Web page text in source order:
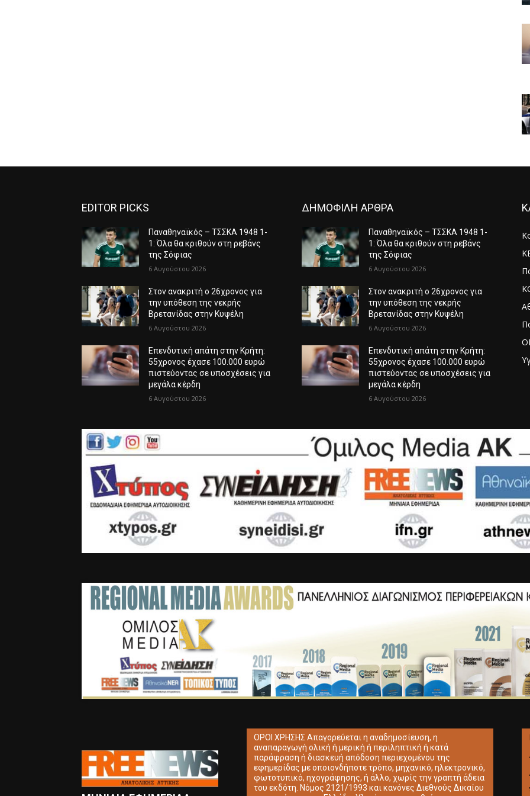
EDITOR PICKS
Παναθηναϊκός – ΤΣΣΚΑ 1948 1-
1: Όλα θα κριθούν στη ρεβάνς
της Σόφιας
6 Αυγούστου 2026
Στον ανακριτή ο 26χρονος για
την υπόθεση της νεκρής
Βρετανίδας στην Κυψέλη
6 Αυγούστου 2026
Επενδυτική απάτη στην Κρήτη:
55χρονος έχασε 100.000 ευρώ
πιστεύοντας σε υποσχέσεις για
μεγάλα κέρδη
6 Αυγούστου 2026
ΔΗΜΟΦΙΛΗ ΑΡΘΡΑ
Παναθηναϊκός – ΤΣΣΚΑ 1948 1-
1: Όλα θα κριθούν στη ρεβάνς
της Σόφιας
6 Αυγούστου 2026
Στον ανακριτή ο 26χρονος για
την υπόθεση της νεκρής
Βρετανίδας στην Κυψέλη
6 Αυγούστου 2026
Επενδυτική απάτη στην Κρήτη:
55χρονος έχασε 100.000 ευρώ
πιστεύοντας σε υποσχέσεις για
μεγάλα κέρδη
6 Αυγούστου 2026
ΟΡΟΙ ΧΡΗΣΗΣ Απαγορεύεται η αναδημοσίευση, η
αναπαραγωγή ολική ή μερική ή περιληπτική ή κατά
παράφραση ή διασκευή απόδοση περιεχομένου της
εφημερίδας με οποιονδήποτε τρόπο, μηχανικό, ηλεκτρονικό,
φωτοτυπικό, ηχογράφησης, ή άλλο, χωρίς την γραπτή άδεια
του εκδότη. Νόμος 2121/1993 και κανόνες Διεθνούς Δικαίου